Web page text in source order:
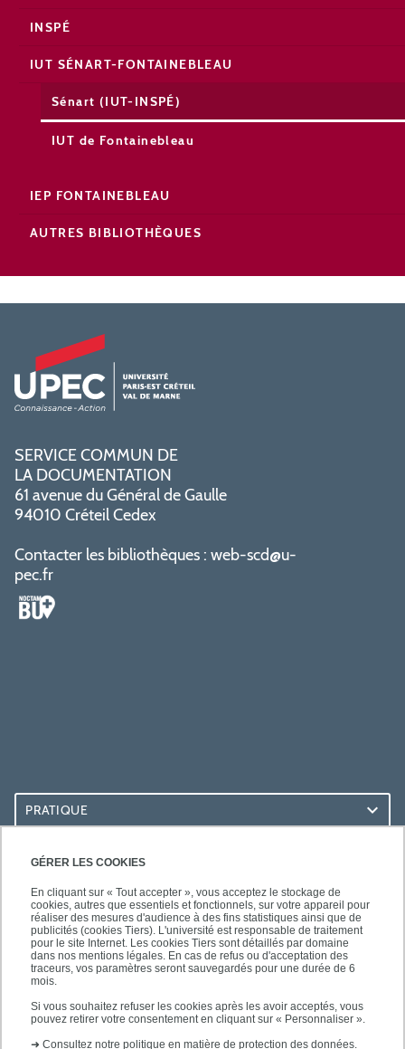
GÉRER LES COOKIES
En cliquant sur « Tout accepter », vous acceptez le stockage de
cookies, autres que essentiels et fonctionnels, sur votre appareil pour
réaliser des mesures d'audience à des fins statistiques ainsi que de
publicités (cookies Tiers). L'université est responsable de traitement
pour le site Internet. Les cookies Tiers sont détaillés par domaine
dans nos mentions légales. En cas de refus ou d'acceptation des
traceurs, vos paramètres seront sauvegardés pour une durée de 6
mois.
Si vous souhaitez refuser les cookies après les avoir acceptés, vous
pouvez retirer votre consentement en cliquant sur « Personnaliser ».
➜ Consultez notre politique en matière de protection des données.
INSPÉ
IUT SÉNART-FONTAINEBLEAU
Sénart (IUT-INSPÉ)
IUT de Fontainebleau
IEP FONTAINEBLEAU
AUTRES BIBLIOTHÈQUES
SERVICE COMMUN DE
LA DOCUMENTATION
61 avenue du Général de Gaulle
94010 Créteil Cedex
Contacter les bibliothèques : web-scd@u-
pec.fr
PRATIQUE
ACCÈS RAPIDES
LES BU SUR...